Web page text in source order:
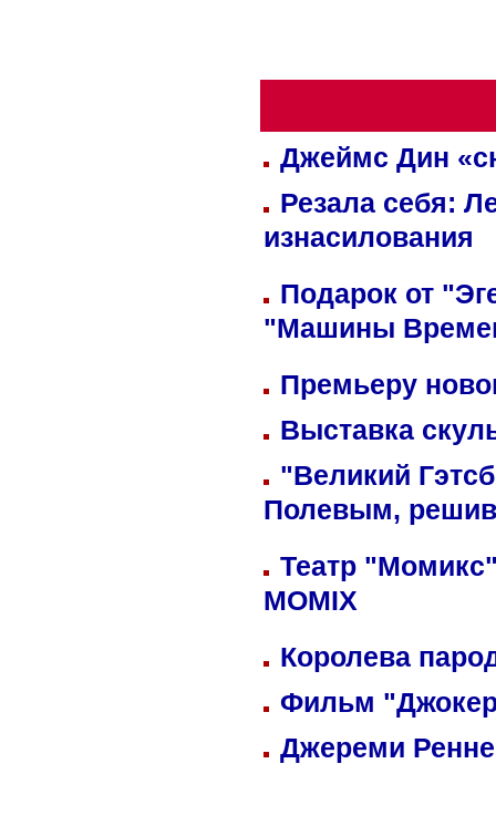
Джеймс Дин
Резала себя:
изнасилования
Подарок от
"Машины
Премьеру
Выставка
"Великий
Полевым,
Театр
MOMIX
Королева
Фильм
Джереми